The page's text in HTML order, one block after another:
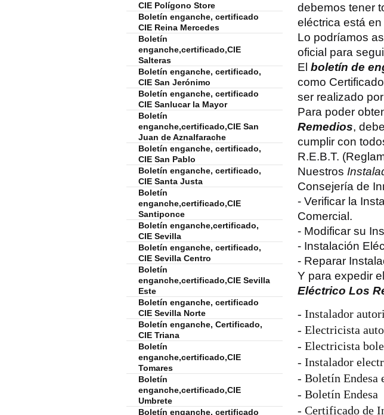
debemos tener
eléctrica está
Lo podríamos
oficial para
Elboletín de
como
ser realizado
Para poder
Remedios,
cumplir con
R.E.B.T.
Nuestros
Consejería de
- Verificar la
Comercial.
- Modificar su
- Instalación
- Reparar
Y para expedir
Eléctrico Los
- Instalador
- Electricista
- Electricista
- Instalador
- Boletín Endesa
- Boletín Endesa
- Certificado de
CIE Polígono Store
Boletín enganche, certificado
CIE Reina Mercedes
Boletín
enganche,certificado,CIE
Salteras
Boletín enganche, certificado,
CIE San Jerónimo
Boletín enganche, certificado
CIE Sanlucar la Mayor
Boletín
enganche,certificado,CIE San
Juan de Aznalfarache
Boletín enganche, certificado,
CIE San Pablo
Boletín enganche, certificado,
CIE Santa Justa
Boletín
enganche,certificado,CIE
Santiponce
Boletín enganche,certificado,
CIE Sevilla
Boletín enganche, certificado,
CIE Sevilla Centro
Boletín
enganche,certificado,CIE Sevilla
Este
Boletín enganche, certificado
CIE Sevilla Norte
Boletín enganche, Certificado,
CIE Triana
Boletín
enganche,certificado,CIE
Tomares
Boletín
enganche,certificado,CIE
Umbrete
Boletín enganche, certificado